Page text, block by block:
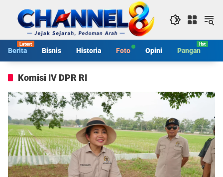
konten
Berita Bisnis Historia Foto Opini Pangan
Komisi IV DPR RI